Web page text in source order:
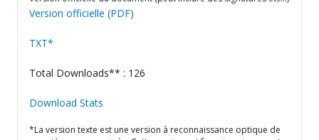
Version officielle (PDF)
TXT*
Total Downloads** : 126
Download Stats
*La version texte est une version à reconnaissance optique de